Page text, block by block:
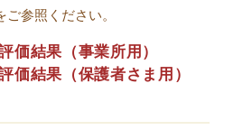
参照ください。
結果（事業所用）
結果（保護者さま用）